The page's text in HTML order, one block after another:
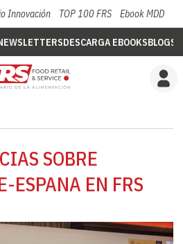
Innovación TOP 100 FRS Ebook MDD
DESCARGA EBOOKSBLOGS
SOBRE
ESPANA EN FRS